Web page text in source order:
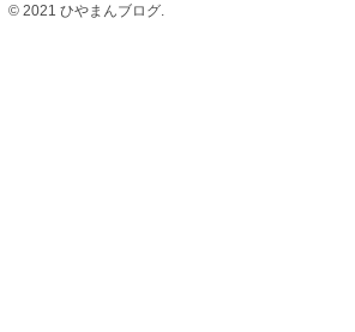
© 2021 ひやまんブログ.